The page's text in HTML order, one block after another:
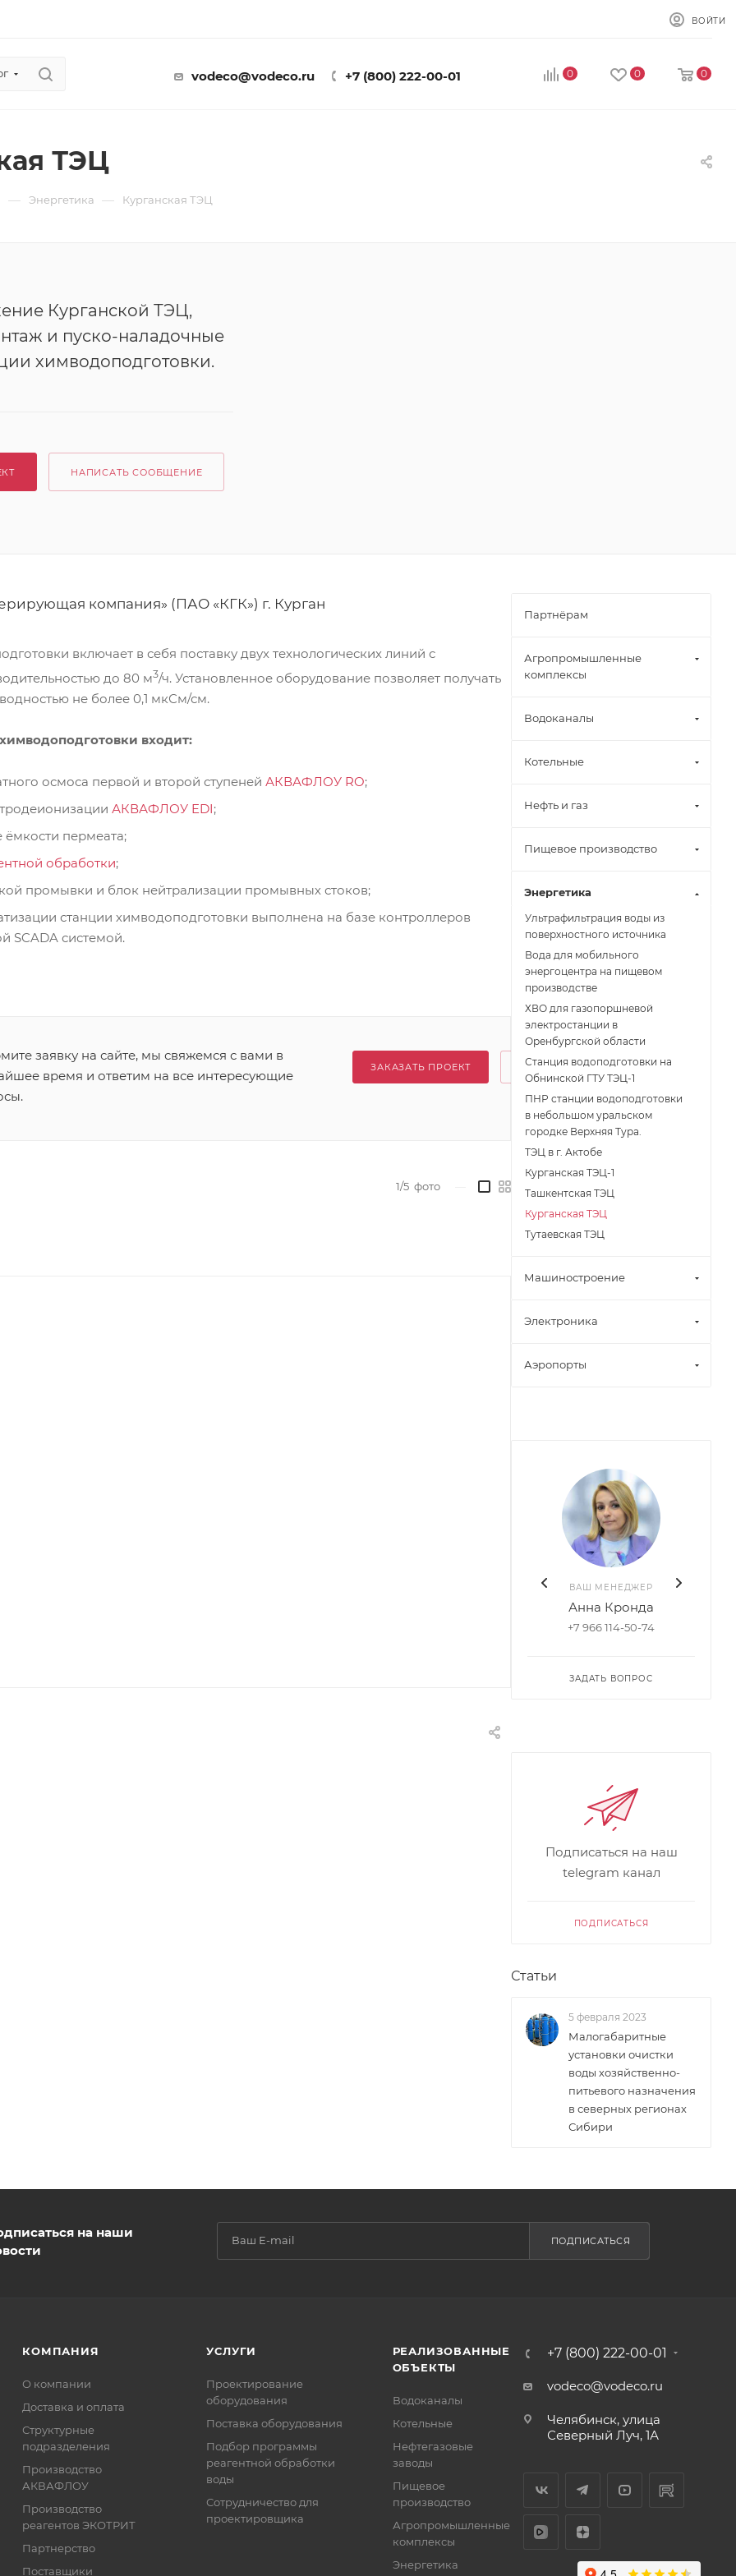
ВОЙТИ
vodeco@vodeco.ru +7 (800) 222-00-01 0 0 0
ТЭЦ
— Энергетика — Курганская ТЭЦ
Курганской ТЭЦ,
и пуско-наладочные
химводоподготовки.
НАПИСАТЬ СООБЩЕНИЕ
компания» (ПАО «КГК») г. Курган
включает в себя поставку двух технологических линий с
до 80 м3/ч. Установленное оборудование позволяет получать
не более 0,1 мкСм/см.
входит:
осмоса первой и второй ступеней АКВАФЛОУ RO;
АКВАФЛОУ EDI;
пермеата;
обработки;
промывки и блок нейтрализации промывных стоков;
станции химводоподготовки выполнена на базе контроллеров
SCADA системой.
заявку на сайте, мы свяжемся с вами в
время и ответим на все интересующие
ЗАКАЗАТЬ ПРОЕКТ
1/5 фото
Партнёрам
Агропромышленные
комплексы
Водоканалы
Котельные
Нефть и газ
Пищевое производство
Энергетика
Ультрафильтрация воды из
поверхностного источника
Вода для мобильного
энергоцентра на пищевом
производстве
ХВО для газопоршневой
электростанции в
Оренбургской области
Станция водоподготовки на
Обнинской ГТУ ТЭЦ-1
ПНР станции водоподготовки
в небольшом уральском
городке Верхняя Тура.
ТЭЦ в г. Актобе
Курганская ТЭЦ-1
Ташкентская ТЭЦ
Курганская ТЭЦ
Тутаевская ТЭЦ
Машиностроение
Электроника
Аэропорты
ВАШ МЕНЕДЖЕР
Анна Кронда
+7 966 114-50-74
ЗАДАТЬ ВОПРОС
Подписаться на наш
telegram канал
ПОДПИСАТЬСЯ
Статьи
5 февраля 2023
Малогабаритные
установки очистки
воды хозяйственно-
питьевого назначения
в северных регионах
Сибири
на наши
ПОДПИСАТЬСЯ
КОМПАНИЯ
О компании
Доставка и оплата
Структурные
подразделения
Производство
АКВАФЛОУ
Производство
реагентов ЭКОТРИТ
Партнерство
Поставщики
УСЛУГИ
Проектирование
оборудования
Поставка оборудования
Подбор программы
реагентной обработки
воды
Сотрудничество для
проектировщика
РЕАЛИЗОВАННЫЕ
ОБЪЕКТЫ
Водоканалы
Котельные
Нефтегазовые
заводы
Пищевое
производство
Агропромышленные
комплексы
Энергетика
+7 (800) 222-00-01
vodeco@vodeco.ru
Челябинск, улица
Северный Луч, 1А